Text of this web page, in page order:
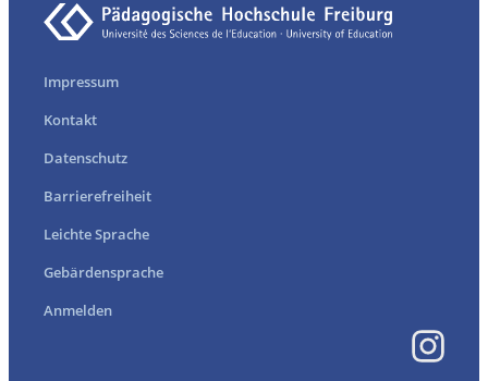
Impressum
Kontakt
Datenschutz
Barrierefreiheit
Leichte Sprache
Gebärdensprache
Anmelden